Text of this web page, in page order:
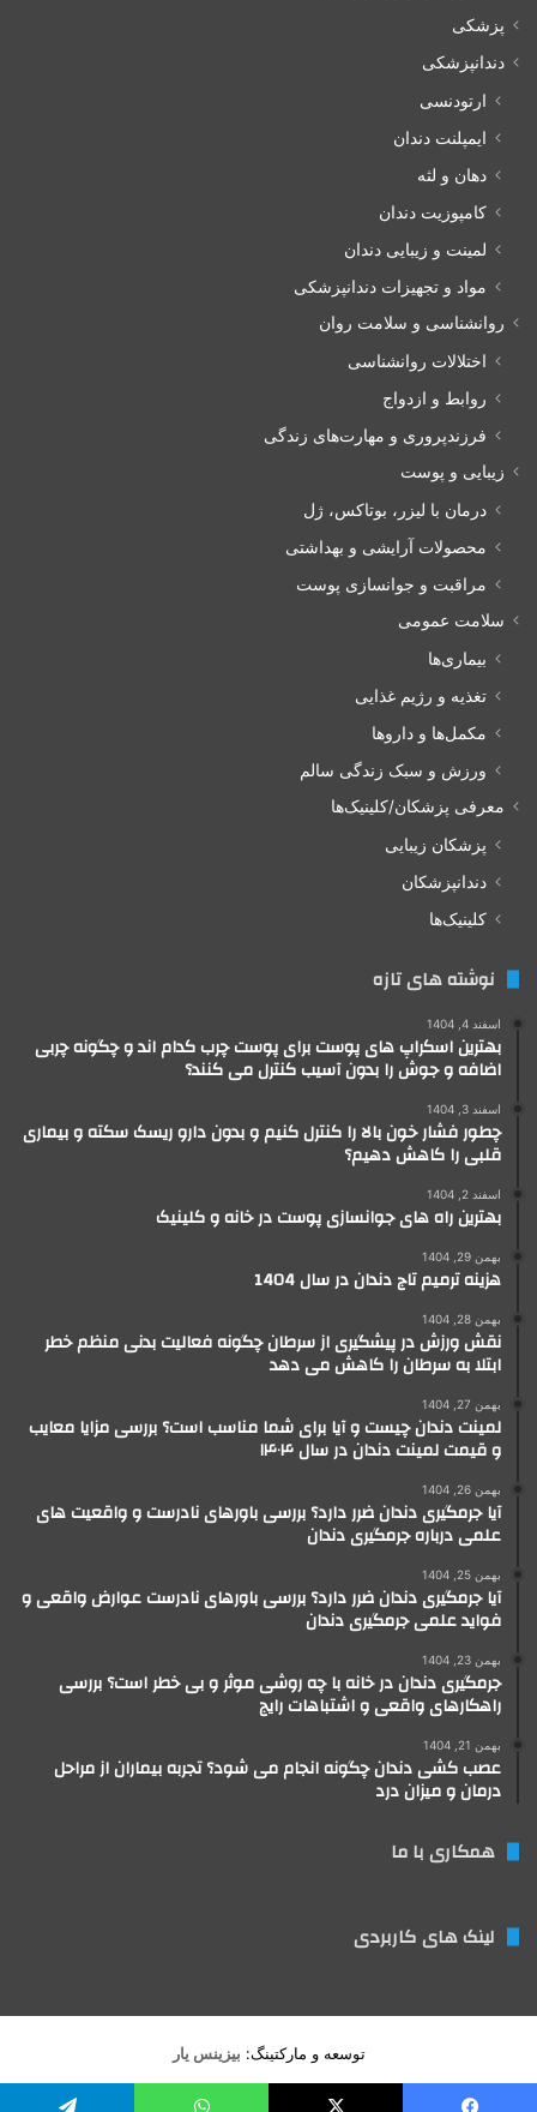
پزشکی
دندانپزشکی
ارتودنسی
ایمپلنت دندان
دهان و لثه
کامپوزیت دندان
لمینت و زیبایی دندان
مواد و تجهیزات دندانپزشکی
روانشناسی و سلامت روان
اختلالات روانشناسی
روابط و ازدواج
فرزندپروری و مهارت‌های زندگی
زیبایی و پوست
درمان با لیزر، بوتاکس، ژل
محصولات آرایشی و بهداشتی
مراقبت و جوانسازی پوست
سلامت عمومی
بیماری‌ها
تغذیه و رژیم غذایی
مکمل‌ها و داروها
ورزش و سبک زندگی سالم
معرفی پزشکان/کلینیک‌ها
پزشکان زیبایی
دندانپزشکان
کلینیک‌ها
نوشته های تازه
اسفند 4, 1404
بهترین اسکراپ های پوست برای پوست چرب کدام اند و چگونه چربی
اضافه و جوش را بدون آسیب کنترل می کنند؟
اسفند 3, 1404
چطور فشار خون بالا را کنترل کنیم و بدون دارو ریسک سکته و بیماری
قلبی را کاهش دهیم؟
اسفند 2, 1404
بهترین راه های جوانسازی پوست در خانه و کلینیک
بهمن 29, 1404
هزینه ترمیم تاج دندان در سال 1404
بهمن 28, 1404
نقش ورزش در پیشگیری از سرطان چگونه فعالیت بدنی منظم خطر
ابتلا به سرطان را کاهش می دهد
بهمن 27, 1404
لمینت دندان چیست و آیا برای شما مناسب است؟ بررسی مزایا معایب
و قیمت لمینت دندان در سال ۱۴۰۴
بهمن 26, 1404
آیا جرمگیری دندان ضرر دارد؟ بررسی باورهای نادرست و واقعیت های
علمی درباره جرمگیری دندان
بهمن 25, 1404
آیا جرمگیری دندان ضرر دارد؟ بررسی باورهای نادرست عوارض واقعی و
فواید علمی جرمگیری دندان
بهمن 23, 1404
جرمگیری دندان در خانه با چه روشی موثر و بی خطر است؟ بررسی
راهکارهای واقعی و اشتباهات رایج
بهمن 21, 1404
عصب کشی دندان چگونه انجام می شود؟ تجربه بیماران از مراحل
درمان و میزان درد
همکاری با ما
لینک های کاربردی
توسعه و مارکتینگ: بیزینس یار